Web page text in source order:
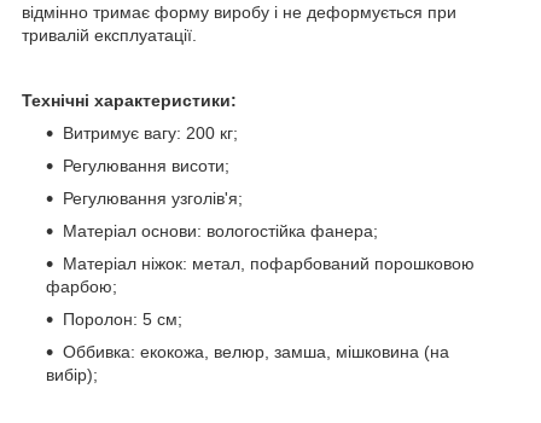
відмінно тримає форму виробу і не деформується при
тривалій експлуатації.
Технічні характеристики:
Витримує вагу: 200 кг;
Регулювання висоти;
Регулювання узголів'я;
Матеріал основи: вологостійка фанера;
Матеріал ніжок: метал, пофарбований порошковою
фарбою;
Поролон: 5 см;
Оббивка: екокожа, велюр, замша, мішковина (на
вибір);